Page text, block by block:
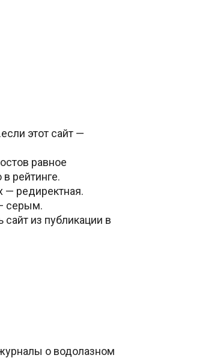
этот сайт —
равное
рейтинге.
— редиректная.
серым.
из публикации в
о водолазном